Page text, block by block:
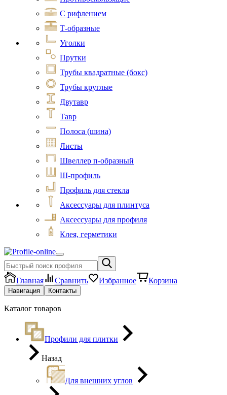
С рифлением
Т-образные
Уголки
Прутки
Трубы квадратные (бокс)
Трубы круглые
Двутавр
Тавр
Полоса (шина)
Листы
Швеллер п-образный
Ш-профиль
Профиль для стекла
Аксессуары для плинтуса
Аксессуары для профиля
Клея, герметики
Главная Сравнить Избранное Корзина
Навигация Контакты
Каталог товаров
Профили для плитки
Назад
Для внешних углов